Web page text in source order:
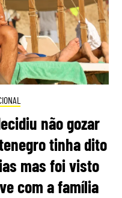
não gozar
tinha dito
mas foi visto
com a família